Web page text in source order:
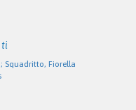
ti
Squadritto, Fiorella